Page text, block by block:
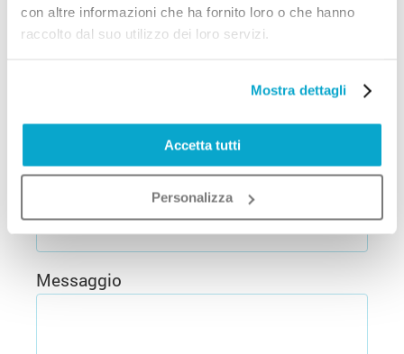
con altre informazioni che ha fornito loro o che hanno
raccolto dal suo utilizzo dei loro servizi.
Mostra dettagli
Accetta tutti
Personalizza
Messaggio